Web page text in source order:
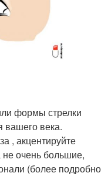
формы стрелки
вашего века.
, акцентируйте
очень большие,
(более подробно